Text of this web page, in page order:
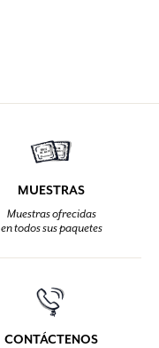
MUESTRAS
Muestras ofrecidas
en todos sus paquetes
CONTÁCTENOS